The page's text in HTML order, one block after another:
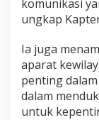
komunikasi
ungkap
Ia juga
aparat
penting
dalam
untuk